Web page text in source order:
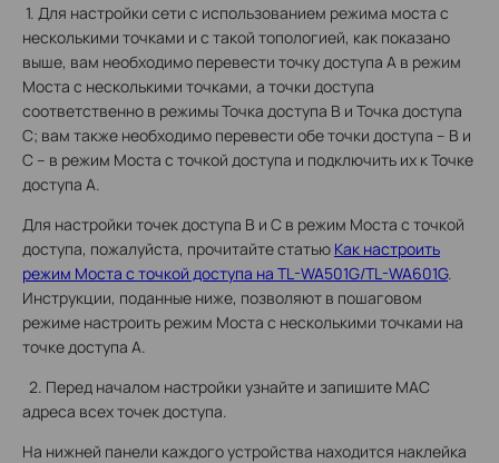
1. Для настройки сети с использованием режима моста с
несколькими точками и с такой топологией, как показано
выше, вам необходимо перевести точку доступа А в режим
Моста с несколькими точками, а точки доступа
соответственно в режимы Точка доступа В и Точка доступа
С; вам также необходимо перевести обе точки доступа – В и
С – в режим Моста с точкой доступа и подключить их к Точке
доступа А.
Для настройки точек доступа В и С в режим Моста с точкой
доступа, пожалуйста, прочитайте статью Как настроить
режим Моста с точкой доступа на TL-WA501G/TL-WA601G.
Инструкции, поданные ниже, позволяют в пошаговом
режиме настроить режим Моста с несколькими точками на
точке доступа А.
2. Перед началом настройки узнайте и запишите МАС
адреса всех точек доступа.
На нижней панели каждого устройства находится наклейка